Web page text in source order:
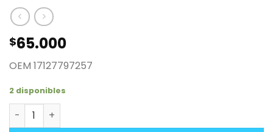
$65.000
OEM 17127797257
2 disponibles
Manguera superior radiador a culata motores BMW